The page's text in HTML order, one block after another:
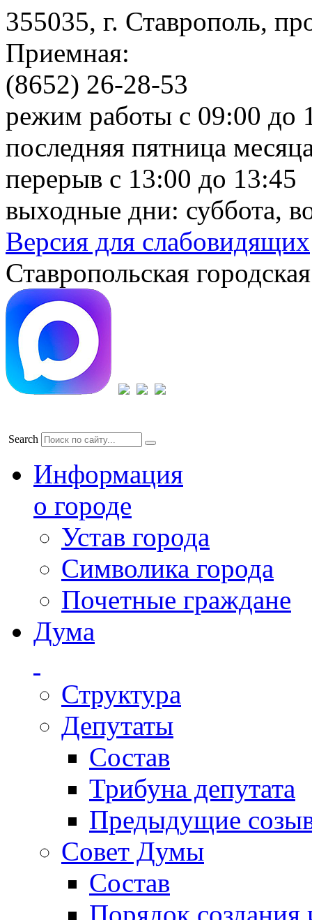
355035, г. Ставрополь,
Приемная:
(8652) 26-28-53
режим работы с 09:00 до
последняя пятница
перерыв с 13:00 до 13:45
выходные дни: суббота,
Версия для слабовидящих
Ставропольская
Search
Информация
о городе
Устав города
Символика города
Почетные граждане
Дума
Структура
Депутаты
Состав
Трибуна депутата
Предыдущие
Совет Думы
Состав